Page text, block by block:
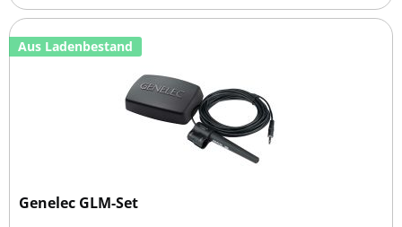
Aus Ladenbestand
Genelec GLM-Set